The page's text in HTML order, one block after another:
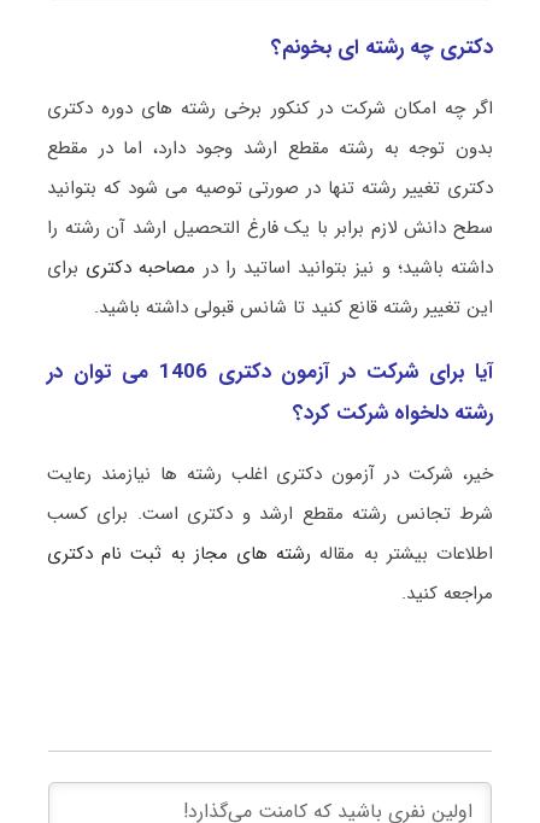
دکتری چه رشته ای بخونم؟
اگر چه امکان شرکت در کنکور برخی رشته های دوره دکتری
بدون توجه به رشته مقطع ارشد وجود دارد، اما در مقطع
دکتری تغییر رشته تنها در صورتی توصیه می شود که بتوانید
سطح دانش لازم برابر با یک فارغ التحصیل ارشد آن رشته را
داشته باشید؛ و نیز بتوانید اساتید را در مصاحبه دکتری برای
این تغییر رشته قانع کنید تا شانس قبولی داشته باشید.
آیا برای شرکت در آزمون دکتری 1406 می توان در
رشته دلخواه شرکت کرد؟
خیر، شرکت در آزمون دکتری اغلب رشته ها نیازمند رعایت
شرط تجانس رشته مقطع ارشد و دکتری است. برای کسب
اطلاعات بیشتر به مقاله رشته های مجاز به ثبت نام دکتری
مراجعه کنید.